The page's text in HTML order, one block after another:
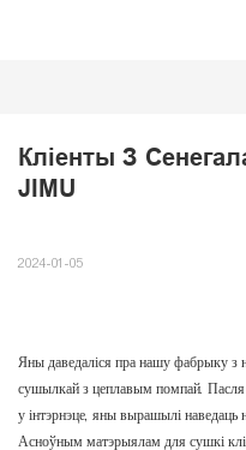
Кліенты З
JIMU
2024-01-05
Яны даведаліся пра нашу фабрыку з
сушылкай з цеплавым помпай. Пасля
у інтэрнэце, яны вырашылі наведаць
Асноўным матэрыялам для сушкі